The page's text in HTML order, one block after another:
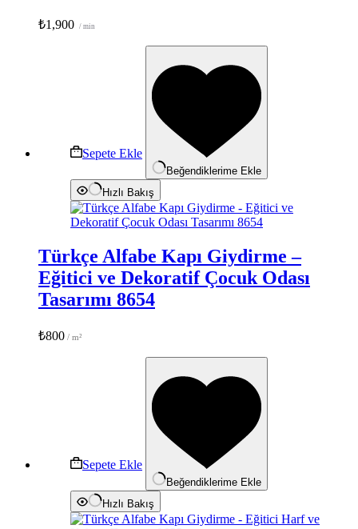
₺1,900 / min
Sepete Ekle
Beğendiklerime Ekle
Hızlı Bakış
Türkçe Alfabe Kapı Giydirme –
Eğitici ve Dekoratif Çocuk Odası
Tasarımı 8654
₺800
Sepete Ekle
Beğendiklerime Ekle
Hızlı Bakış